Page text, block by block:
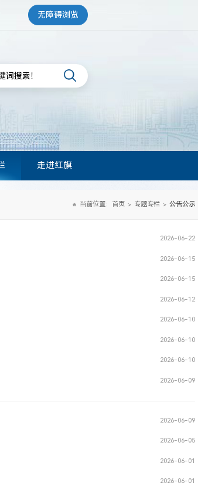
无障碍浏览
走进红旗
当前位置： 首页 > 专题专栏 > 公告公示
2026-06-22
2026-06-15
2026-06-15
2026-06-12
2026-06-10
2026-06-10
2026-06-10
2026-06-09
2026-06-09
2026-06-05
2026-06-01
2026-06-01